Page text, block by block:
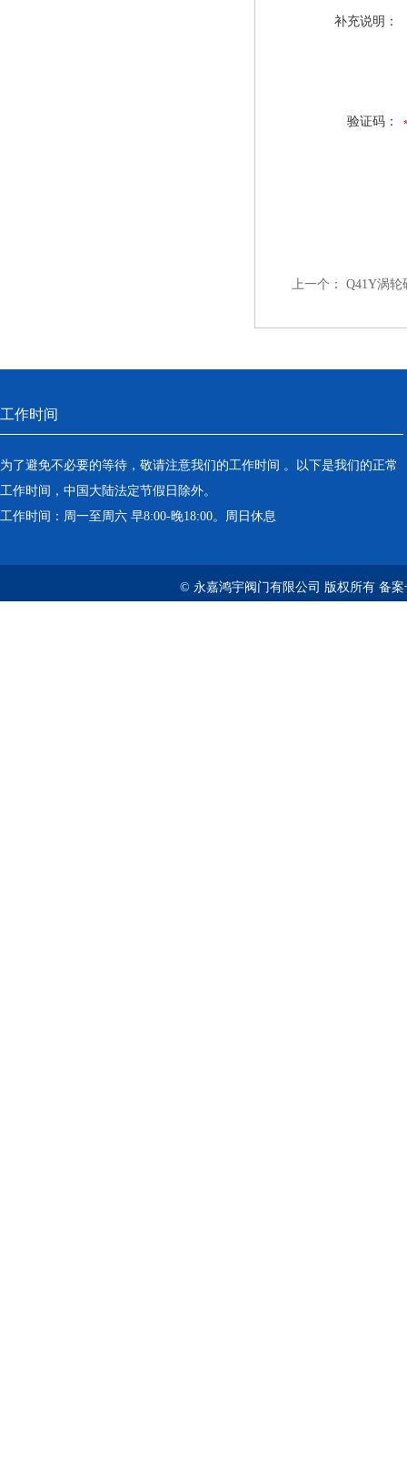
补充说明：
验证码：
上一个： Q41Y涡轮
工作时间
为了避免不必要的等待，敬请注意我们的工作时间 。以下是我们的正常
工作时间，中国大陆法定节假日除外。
工作时间：周一至周六 早8:00-晚18:00。周日休息
© 永嘉鸿宇阀门有限公司 版权所有 备案